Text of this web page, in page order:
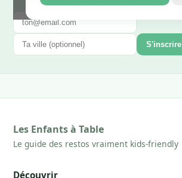
S'inscrire
Les Enfants à Table
Le guide des restos vraiment kids-friendly
Découvrir